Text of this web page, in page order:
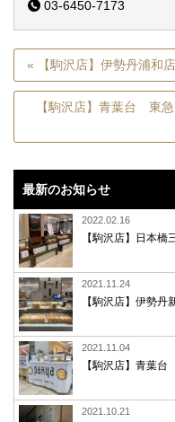
03-6450-7173
« 【駒沢店】伊勢丹浦和
【駒沢店】青葉台 東
最新のお知らせ
2022.02.16
【駒沢店】日本
2021.11.24
【駒沢店】伊勢
2021.11.04
【駒沢店】青葉
2021.10.21